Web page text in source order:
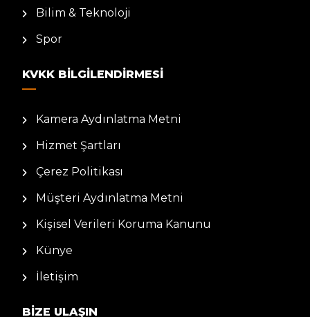
Bilim & Teknoloji
Spor
KVKK BILGILENDIRMESI
Kamera Aydınlatma Metni
Hizmet Şartları
Çerez Politikası
Müşteri Aydınlatma Metni
Kişisel Verileri Koruma Kanunu
Künye
İletişim
BIZE ULAŞIN